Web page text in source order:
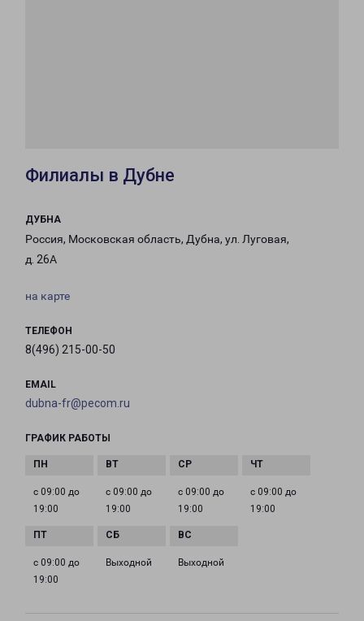
Филиалы в Дубне
ДУБНА
Россия, Московская область, Дубна, ул. Луговая,
д. 26А
на карте
ТЕЛЕФОН
8(496) 215-00-50
EMAIL
dubna-fr@pecom.ru
ГРАФИК РАБОТЫ
с 09:00 до
19:00
с 09:00 до
19:00
с 09:00 до
19:00
с 09:00 до
19:00
с 09:00 до
19:00
Выходной Выходной